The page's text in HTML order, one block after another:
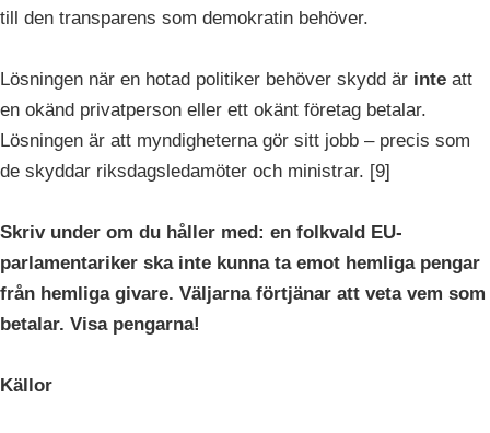
till den transparens som demokratin behöver.
Lösningen när en hotad politiker behöver skydd är inte att
en okänd privatperson eller ett okänt företag betalar.
Lösningen är att myndigheterna gör sitt jobb – precis som
de skyddar riksdagsledamöter och ministrar. [9]
Skriv under om du håller med: en folkvald EU-
parlamentariker ska inte kunna ta emot hemliga pengar
från hemliga givare. Väljarna förtjänar att veta vem som
betalar. Visa pengarna!
Källor